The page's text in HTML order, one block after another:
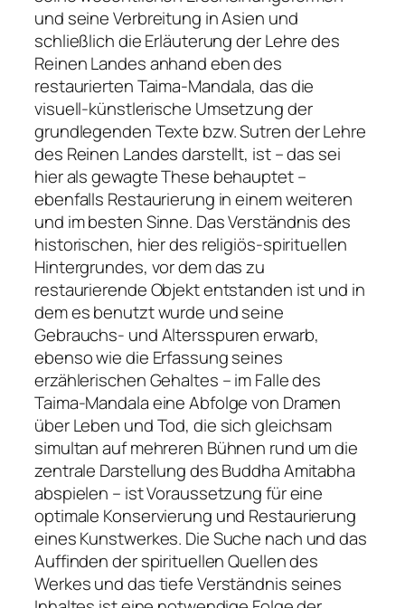
und seine Verbreitung in Asien und
schließlich die Erläuterung der Lehre des
Reinen Landes anhand eben des
restaurierten Taima-Mandala, das die
visuell-künstlerische Umsetzung der
grundlegenden Texte bzw. Sutren der Lehre
des Reinen Landes darstellt, ist – das sei
hier als gewagte These behauptet –
ebenfalls Restaurierung in einem weiteren
und im besten Sinne. Das Verständnis des
historischen, hier des religiös-spirituellen
Hintergrundes, vor dem das zu
restaurierende Objekt entstanden ist und in
dem es benutzt wurde und seine
Gebrauchs- und Altersspuren erwarb,
ebenso wie die Erfassung seines
erzählerischen Gehaltes – im Falle des
Taima-Mandala eine Abfolge von Dramen
über Leben und Tod, die sich gleichsam
simultan auf mehreren Bühnen rund um die
zentrale Darstellung des Buddha Amitabha
abspielen – ist Voraussetzung für eine
optimale Konservierung und Restaurierung
eines Kunstwerkes. Die Suche nach und das
Auffinden der spirituellen Quellen des
Werkes und das tiefe Verständnis seines